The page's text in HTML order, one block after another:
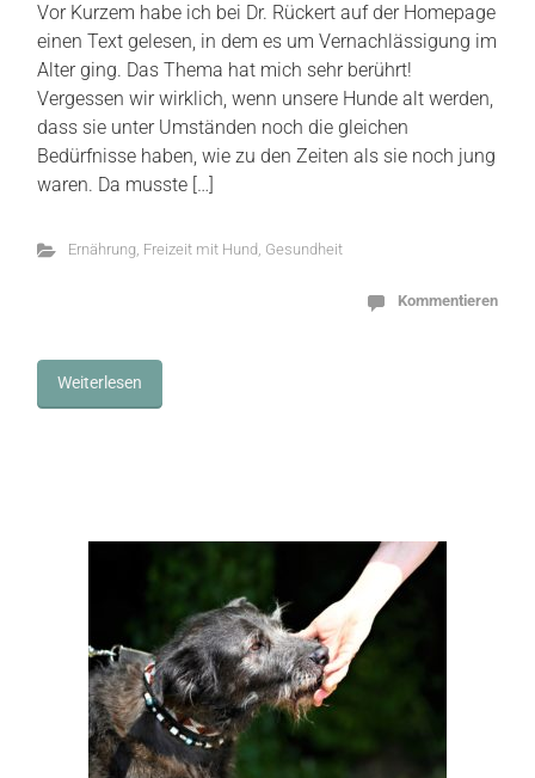
Vor Kurzem habe ich bei Dr. Rückert auf der Homepage
einen Text gelesen, in dem es um Vernachlässigung im
Alter ging. Das Thema hat mich sehr berührt!
Vergessen wir wirklich, wenn unsere Hunde alt werden,
dass sie unter Umständen noch die gleichen
Bedürfnisse haben, wie zu den Zeiten als sie noch jung
waren. Da musste […]
Ernährung, Freizeit mit Hund, Gesundheit
Kommentieren
Weiterlesen